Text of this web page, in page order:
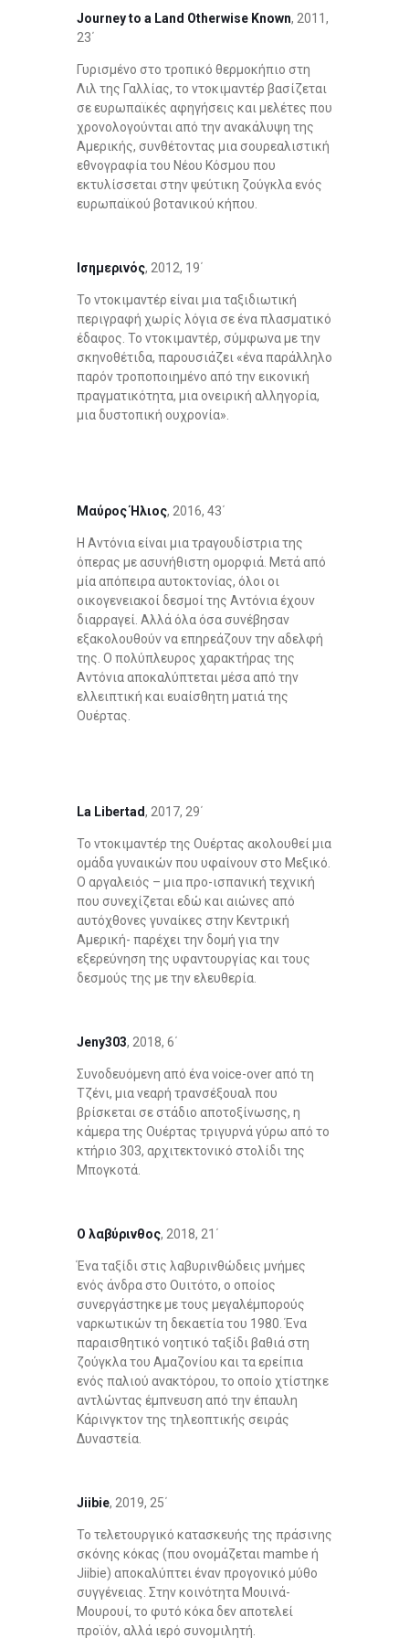
Journey to a Land Otherwise Known, 2011,
23΄
Γυρισμένο στο τροπικό θερμοκήπιο στη
Λιλ της Γαλλίας, το ντοκιμαντέρ βασίζεται
σε ευρωπαϊκές αφηγήσεις και μελέτες που
χρονολογούνται από την ανακάλυψη της
Αμερικής, συνθέτοντας μια σουρεαλιστική
εθνογραφία του Νέου Κόσμου που
εκτυλίσσεται στην ψεύτικη ζούγκλα ενός
ευρωπαϊκού βοτανικού κήπου.
Ισημερινός, 2012, 19΄
Το ντοκιμαντέρ είναι μια ταξιδιωτική
περιγραφή χωρίς λόγια σε ένα πλασματικό
έδαφος. Το ντοκιμαντέρ, σύμφωνα με την
σκηνοθέτιδα, παρουσιάζει «ένα παράλληλο
παρόν τροποποιημένο από την εικονική
πραγματικότητα, μια ονειρική αλληγορία,
μια δυστοπική ουχρονία».
Μαύρος Ήλιος, 2016, 43΄
Η Αντόνια είναι μια τραγουδίστρια της
όπερας με ασυνήθιστη ομορφιά. Μετά από
μία απόπειρα αυτοκτονίας, όλοι οι
οικογενειακοί δεσμοί της Αντόνια έχουν
διαρραγεί. Αλλά όλα όσα συνέβησαν
εξακολουθούν να επηρεάζουν την αδελφή
της. Ο πολύπλευρος χαρακτήρας της
Αντόνια αποκαλύπτεται μέσα από την
ελλειπτική και ευαίσθητη ματιά της
Ουέρτας.
La Libertad, 2017, 29΄
Το ντοκιμαντέρ της Ουέρτας ακολουθεί μια
ομάδα γυναικών που υφαίνουν στο Μεξικό.
Ο αργαλειός – μια προ-ισπανική τεχνική
που συνεχίζεται εδώ και αιώνες από
αυτόχθονες γυναίκες στην Κεντρική
Αμερική- παρέχει την δομή για την
εξερεύνηση της υφαντουργίας και τους
δεσμούς της με την ελευθερία.
Jeny303, 2018, 6΄
Συνοδευόμενη από ένα voice-over από τη
Τζένι, μια νεαρή τρανσέξουαλ που
βρίσκεται σε στάδιο αποτοξίνωσης, η
κάμερα της Ουέρτας τριγυρνά γύρω από το
κτήριο 303, αρχιτεκτονικό στολίδι της
Μπογκοτά.
Ο λαβύρινθος, 2018, 21΄
Ένα ταξίδι στις λαβυρινθώδεις μνήμες
ενός άνδρα στο Ουιτότο, ο οποίος
συνεργάστηκε με τους μεγαλέμπορούς
ναρκωτικών τη δεκαετία του 1980. Ένα
παραισθητικό νοητικό ταξίδι βαθιά στη
ζούγκλα του Αμαζονίου και τα ερείπια
ενός παλιού ανακτόρου, το οποίο χτίστηκε
αντλώντας έμπνευση από την έπαυλη
Κάρινγκτον της τηλεοπτικής σειράς
Δυναστεία.
Jiibie, 2019, 25΄
Το τελετουργικό κατασκευής της πράσινης
σκόνης κόκας (που ονομάζεται mambe ή
Jiibie) αποκαλύπτει έναν προγονικό μύθο
συγγένειας. Στην κοινότητα Μουινά-
Μουρουί, το φυτό κόκα δεν αποτελεί
προϊόν, αλλά ιερό συνομιλητή.